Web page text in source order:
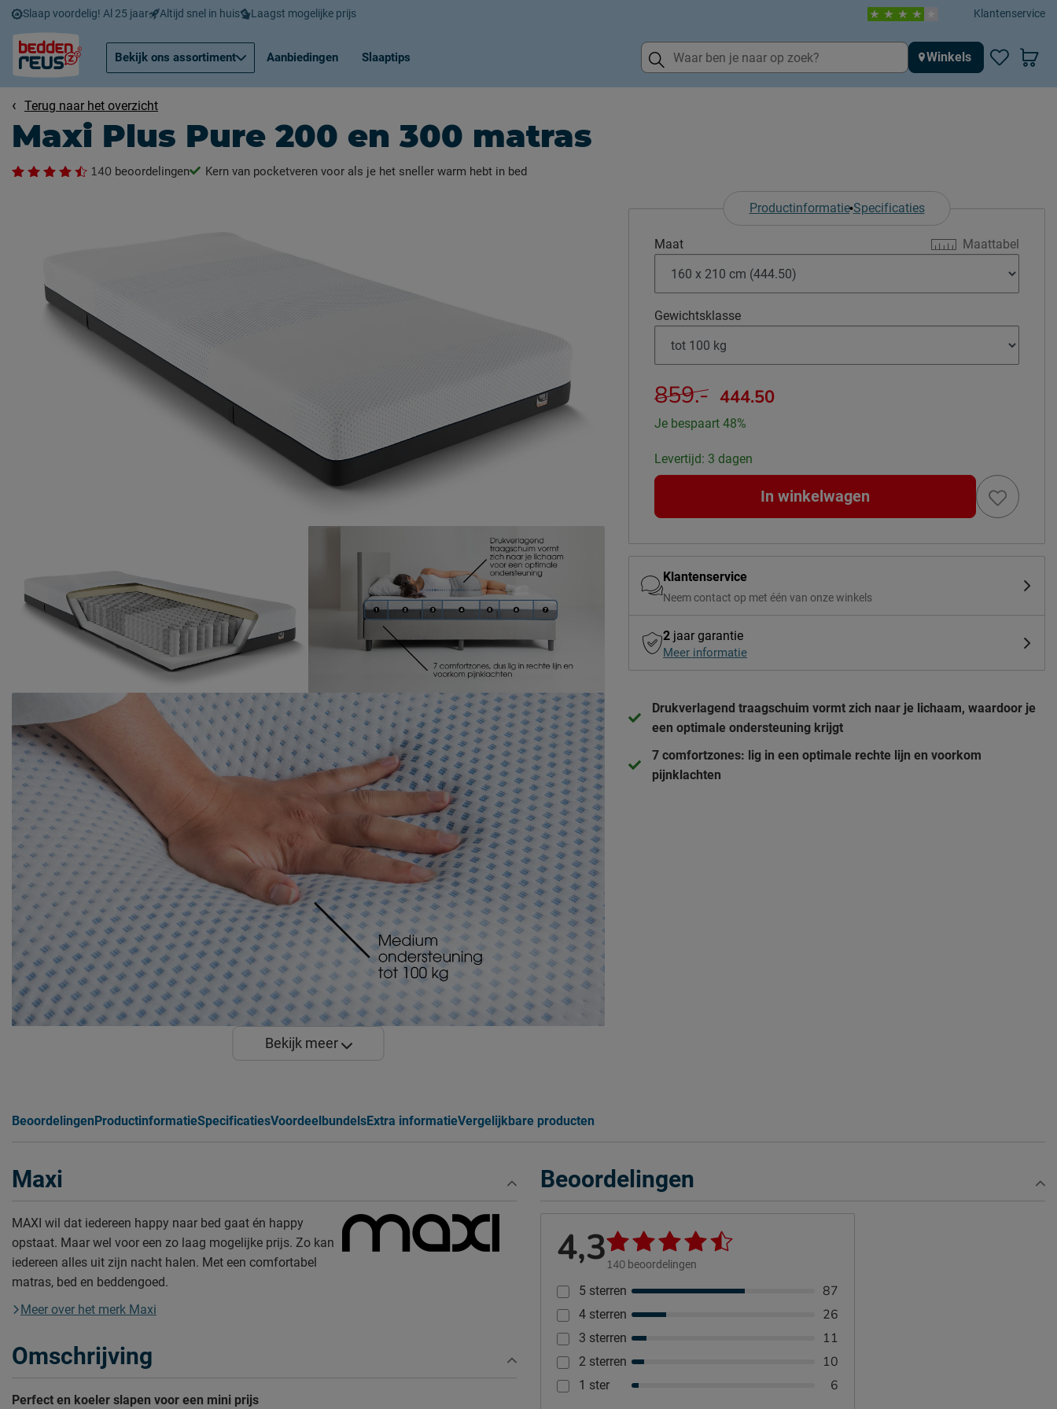
Slaap voordelig! Al 25 jaar Altijd snel in huis Laagst mogelijke prijs Klantenservice
Bekijk ons assortiment Aanbiedingen Slaaptips Winkels
Terug naar het overzicht
Maxi Plus Pure 200 en 300 matras
140 beoordelingen Kern van pocketveren voor als je het sneller warm hebt in bed
Bekijk meer
Productinformatie Specificaties
Maattabel
Maat
Gewichtsklasse
859.- 444.50
Je bespaart 48%
Levertijd: 3 dagen
In winkelwagen
Klantenservice
Neem contact op met één van onze winkels
2 jaar garantie
Meer informatie
Drukverlagend traagschuim vormt zich naar je lichaam, waardoor je
een optimale ondersteuning krijgt
7 comfortzones: lig in een optimale rechte lijn en voorkom
pijnklachten
Beoordelingen ProductinformatieSpecificatiesVoordeelbundelsExtra informatieVergelijkbare producten
Beoordelingen
4,3 140 beoordelingen
5 sterren 87
4 sterren 26
3 sterren 11
2 sterren 10
1 ster 6
Maxi
MAXI wil dat iedereen happy naar bed gaat én happy
opstaat. Maar wel voor een zo laag mogelijke prijs. Zo kan
iedereen alles uit zijn nacht halen. Met een comfortabel
matras, bed en beddengoed.
Meer over het merk Maxi
Omschrijving
Perfect en koeler slapen voor een mini prijs